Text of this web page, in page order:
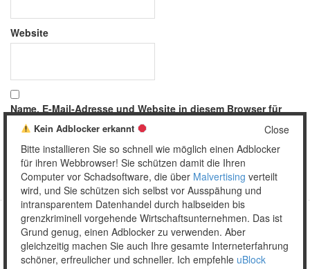
Website
Name, E-Mail-Adresse und Website in diesem Browser für
meinen nächsten Kommentar speichern.
Copyright © 2026 Unser täglich Spam.
MobileWordPress Theme by themehall.com
Close
Kein Adblocker erkannt
Bitte installieren Sie so schnell wie möglich einen Adblocker
für ihren Webbrowser! Sie schützen damit die Ihren
Computer vor Schadsoftware, die über Malvertising verteilt
wird, und Sie schützen sich selbst vor Ausspähung und
intransparentem Datenhandel durch halbseiden bis
grenzkriminell vorgehende Wirtschaftsunternehmen. Das ist
Grund genug, einen Adblocker zu verwenden. Aber
gleichzeitig machen Sie auch Ihre gesamte Interneterfahrung
schöner, erfreulicher und schneller. Ich empfehle uBlock